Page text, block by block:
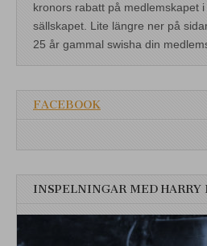
kronors rabatt på medlemskapet
sällskapet. Lite längre ner på
25 år gammal swisha din
FACEBOOK
INSPELNINGAR MED HARRY